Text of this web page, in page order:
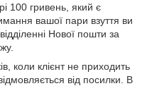
100 гривень, який є
вашої пари взуття ви
Нової пошти за
коли клієнт не приходить
від посилки. В